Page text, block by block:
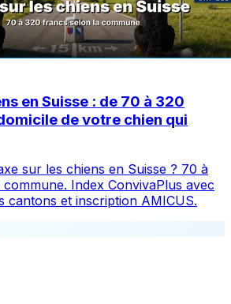
en Suisse : de 70 à 320
de votre chien qui
sur les chiens en Suisse ? 70 à
Index ConvivaPlus avec
cantons et inscription AMICUS.